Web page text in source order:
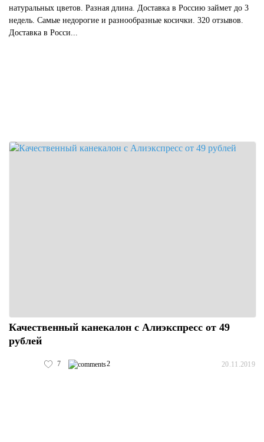
натуральных цветов. Разная длина. Доставка в Россию займет до 3
недель. Самые недорогие и разнообразные косички. 320 отзывов.
Доставка в Росси...
Качественный канекалон с Алиэкспресс от 49
рублей
7 2 20.11.2019